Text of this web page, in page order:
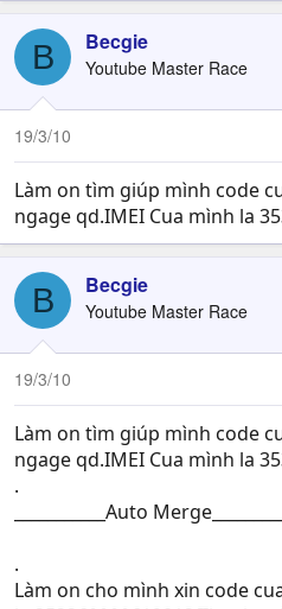
B Becgie
Youtube Master Race
19/3/10
Làm on tìm giúp mình code
ngage qd.IMEI Cua mình la
B Becgie
Youtube Master Race
19/3/10
Làm on tìm giúp mình code
ngage qd.IMEI Cua mình la
.
___________Auto
.
Làm on cho mình xin code